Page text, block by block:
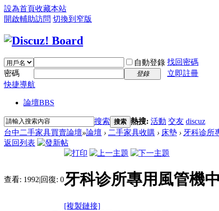
設為首頁收藏本站
開啟輔助訪問 切換到窄版
自動登錄 找回密碼
密碼
登錄
立即註冊
快捷導航
論壇BBS
搜索 搜索 熱搜: 活動 交友 discuz
台中二手家具買賣論壇»論壇 › 二手家具收購 › 床墊 › 牙科诊所
返回列表
查看: 1992|回復: 0牙科诊所專用風管機
[複製鏈接]